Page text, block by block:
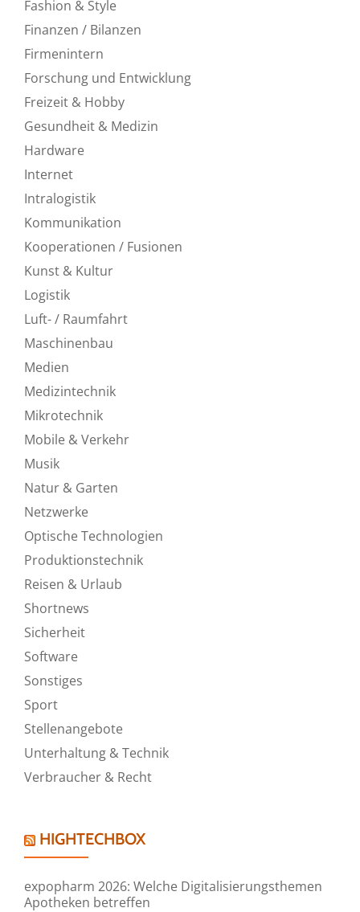
Fashion & Style
Finanzen / Bilanzen
Firmenintern
Forschung und Entwicklung
Freizeit & Hobby
Gesundheit & Medizin
Hardware
Internet
Intralogistik
Kommunikation
Kooperationen / Fusionen
Kunst & Kultur
Logistik
Luft- / Raumfahrt
Maschinenbau
Medien
Medizintechnik
Mikrotechnik
Mobile & Verkehr
Musik
Natur & Garten
Netzwerke
Optische Technologien
Produktionstechnik
Reisen & Urlaub
Shortnews
Sicherheit
Software
Sonstiges
Sport
Stellenangebote
Unterhaltung & Technik
Verbraucher & Recht
HIGHTECHBOX
expopharm 2026: Welche Digitalisierungsthemen
Apotheken betreffen